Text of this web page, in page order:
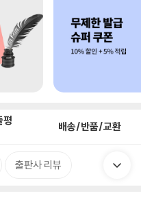
평 배송/반품/교환
출판사 리뷰